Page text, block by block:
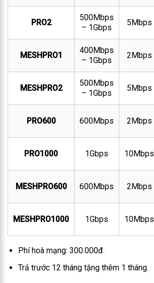
PRO2
500Mbps
– 1Gbps
5Mbps
MESHPRO1
400Mbps
– 1Gbps
2Mbps
MESHPRO2
500Mbps
– 1Gbps
5Mbps
PRO600 600Mbps 2Mbps
PRO1000 1Gbps 10Mbps
MESHPRO600 600Mbps 2Mbps
MESHPRO1000 1Gbps 10Mbps
Phí hoà mạng: 300.000đ.
Trả trước 12 tháng tặng thêm 1 tháng.